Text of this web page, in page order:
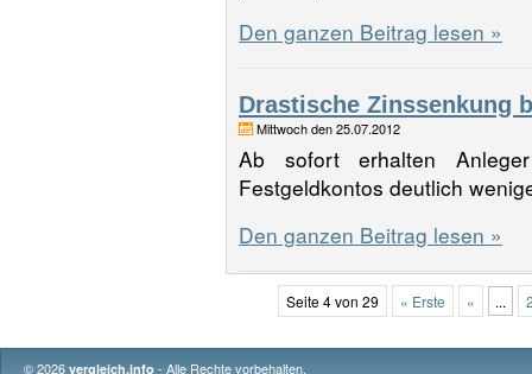
Den ganzen Beitrag lesen »
Drastische Zinssenkung
Mittwoch den 25.07.2012
Ab sofort erhalten
Festgeldkontos deutlich
Den ganzen Beitrag lesen »
Seite 4 von 29 « Erste « ...
© 2026 vergleich.info - Alle Rechte vorbehalten.